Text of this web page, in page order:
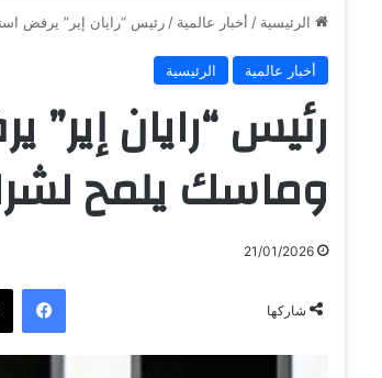
الرئيسية / أخبار عالمية / رئيس “رايان إير” يرفض
أخبار عالمية الرئيسية
رئيس “رايان
وماسك يلمح
21/01/2026
شاركها
فيسبوك